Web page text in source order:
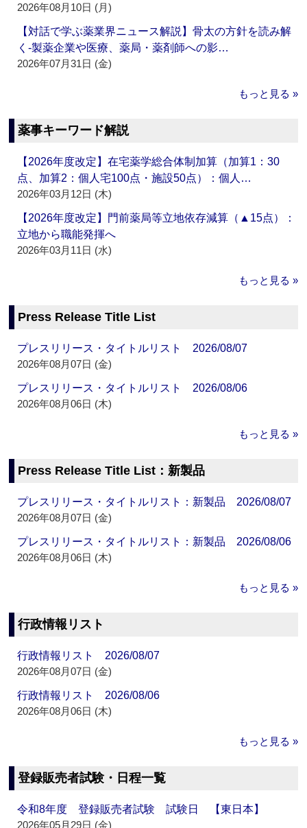
2026年08月10日 (月)
【対話で学ぶ薬業界ニュース解説】骨太の方針を読み解
く‐製薬企業や医療、薬局・薬剤師への影…
2026年07月31日 (金)
もっと見る »
薬事キーワード解説
【2026年度改定】在宅薬学総合体制加算（加算1：30
点、加算2：個人宅100点・施設50点）：個人…
2026年03月12日 (木)
【2026年度改定】門前薬局等立地依存減算（▲15点）：
立地から職能発揮へ
2026年03月11日 (水)
もっと見る »
Press Release Title List
プレスリリース・タイトルリスト 2026/08/07
2026年08月07日 (金)
プレスリリース・タイトルリスト 2026/08/06
2026年08月06日 (木)
もっと見る »
Press Release Title List：新製品
プレスリリース・タイトルリスト：新製品 2026/08/07
2026年08月07日 (金)
プレスリリース・タイトルリスト：新製品 2026/08/06
2026年08月06日 (木)
もっと見る »
行政情報リスト
行政情報リスト 2026/08/07
2026年08月07日 (金)
行政情報リスト 2026/08/06
2026年08月06日 (木)
もっと見る »
登録販売者試験・日程一覧
令和8年度 登録販売者試験 試験日 【東日本】
2026年05月29日 (金)